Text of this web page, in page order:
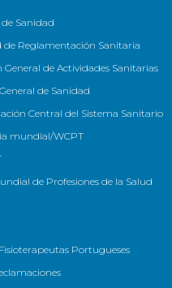
Sanidad
Reglamentación Sanitaria
General de Actividades Sanitarias
de Sanidad
Central del Sistema Sanitario
mundial/WCPT
de Profesiones de la Salud
Portugueses